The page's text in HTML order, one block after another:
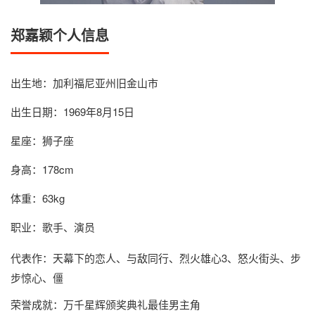
郑嘉颖个人信息
出生地：加利福尼亚州旧金山市
出生日期：1969年8月15日
星座：狮子座
身高：178cm
体重：63kg
职业：歌手、演员
代表作：天幕下的恋人、与敌同行、烈火雄心3、怒火街头、步
步惊心、僵
荣誉成就：万千星辉颁奖典礼最佳男主角